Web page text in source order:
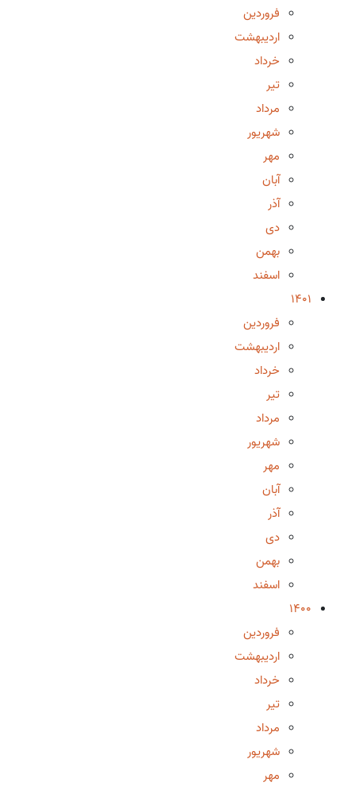
فروردین
اردیبهشت
خرداد
تیر
مرداد
شهریور
مهر
آبان
آذر
دی
بهمن
اسفند
1401
فروردین
اردیبهشت
خرداد
تیر
مرداد
شهریور
مهر
آبان
آذر
دی
بهمن
اسفند
1400
فروردین
اردیبهشت
خرداد
تیر
مرداد
شهریور
مهر